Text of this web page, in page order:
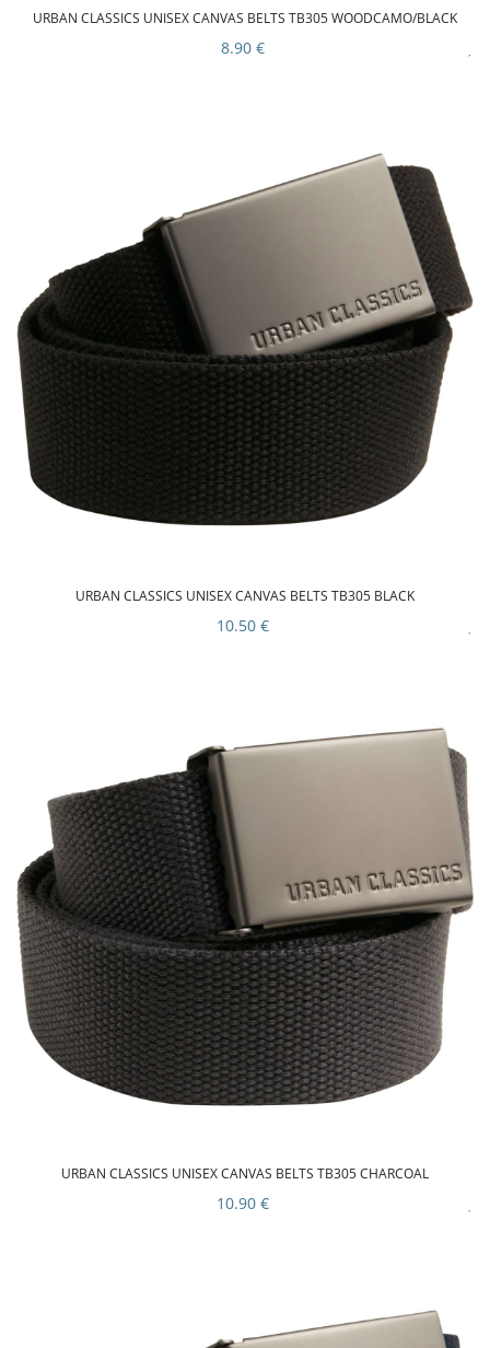
URBAN CLASSICS UNISEX CANVAS BELTS TB305 WOODCAMO/BLACK
8.90 €
URBAN CLASSICS UNISEX CANVAS BELTS TB305 BLACK
10.50 €
URBAN CLASSICS UNISEX CANVAS BELTS TB305 CHARCOAL
10.90 €